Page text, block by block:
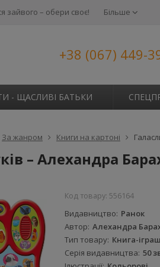
зайвого – обери своє! Більше
+38 (067) 449-
- ЩАСЛИВІ БАТЬКИ
За жанром Книги на картоні
– Алехандра
Код товару: 556164
Видавництво Ранок
Автор Алехандра
Тип товару Книга-
Серія видавництва 50